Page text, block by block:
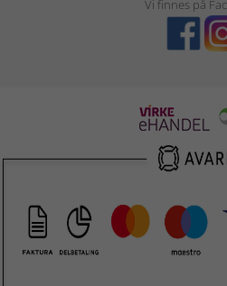
Vi finnes på